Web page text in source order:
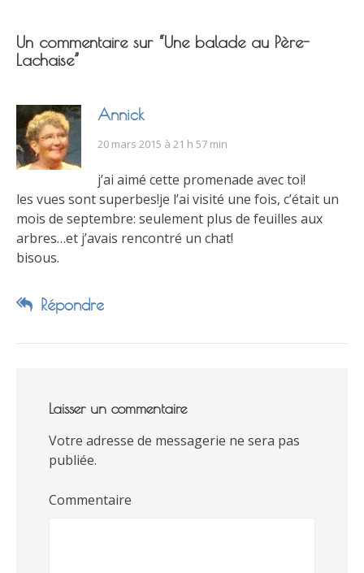
Un commentaire sur “Une balade au Père-
Lachaise”
Annick
20 mars 2015 à 21 h 57 min
j’ai aimé cette promenade avec toi!
les vues sont superbes!je l’ai visité une fois, c’était un
mois de septembre: seulement plus de feuilles aux
arbres…et j’avais rencontré un chat!
bisous.
Répondre
Laisser un commentaire
Votre adresse de messagerie ne sera pas
publiée.
Commentaire